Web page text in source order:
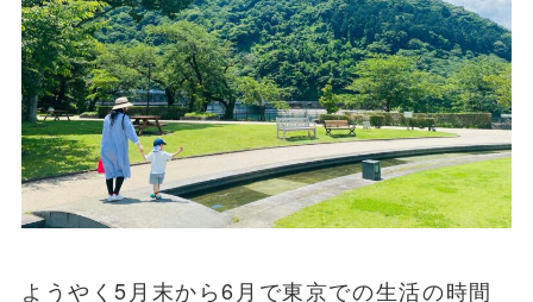
ようやく5月末から6月で東京での生活の時間